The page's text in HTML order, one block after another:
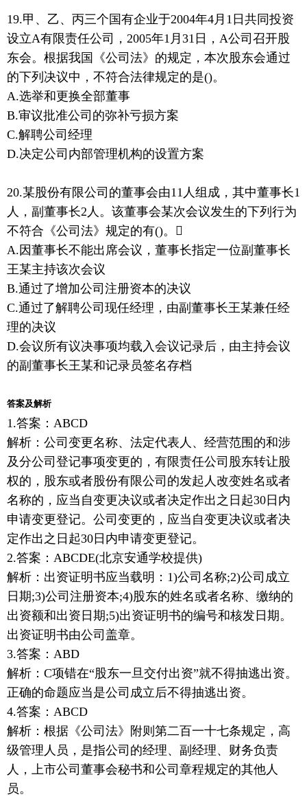
19.甲、乙、丙三个国有企业于2004年4月1日共同投资
设立A有限责任公司，2005年1月31日，A公司召开股
东会。根据我国《公司法》的规定，本次股东会通过
的下列决议中，不符合法律规定的是()。
A.选举和更换全部董事
B.审议批准公司的弥补亏损方案
C.解聘公司经理
D.决定公司内部管理机构的设置方案
20.某股份有限公司的董事会由11人组成，其中董事长1
人，副董事长2人。该董事会某次会议发生的下列行为
不符合《公司法》规定的有()。
A.因董事长不能出席会议，董事长指定一位副董事长
王某主持该次会议
B.通过了增加公司注册资本的决议
C.通过了解聘公司现任经理，由副董事长王某兼任经
理的决议
D.会议所有议决事项均载入会议记录后，由主持会议
的副董事长王某和记录员签名存档
答案及解析
1.答案：ABCD
解析：公司变更名称、法定代表人、经营范围的和涉
及分公司登记事项变更的，有限责任公司股东转让股
权的，股东或者股份有限公司的发起人改变姓名或者
名称的，应当自变更决议或者决定作出之日起30日内
申请变更登记。公司变更的，应当自变更决议或者决
定作出之日起30日内申请变更登记。
2.答案：ABCDE(北京安通学校提供)
解析：出资证明书应当载明：1)公司名称;2)公司成立
日期;3)公司注册资本;4)股东的姓名或者名称、缴纳的
出资额和出资日期;5)出资证明书的编号和核发日期。
出资证明书由公司盖章。
3.答案：ABD
解析：C项错在“股东一旦交付出资”就不得抽逃出资。
正确的命题应当是公司成立后不得抽逃出资。
4.答案：ABCD
解析：根据《公司法》附则第二百一十七条规定，高
级管理人员，是指公司的经理、副经理、财务负责
人，上市公司董事会秘书和公司章程规定的其他人
员。